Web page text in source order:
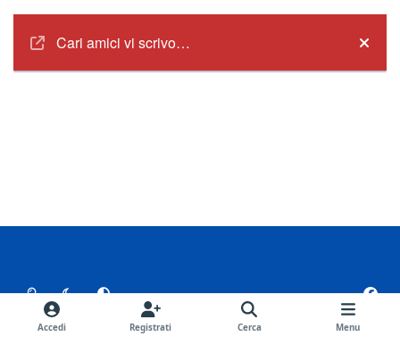
Cari amici vi scrivo…
Hide
Light ModeDark ModeSystem Preference
f
a
c
Lingua Tema Privacy Policy Contattaci
Accedi Registrati Cerca Menu